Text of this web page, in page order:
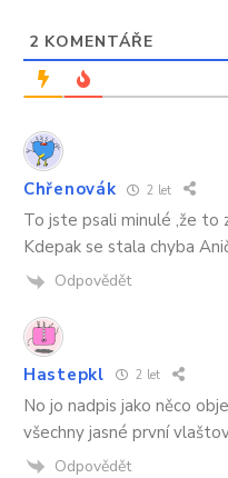
2 KOMENTÁŘE
Chřenovák 2 let
To jste psali minulé ,že to
Kdepak se stala chyba
Odpovědět
Hastepkl 2 let
No jo nadpis jako něco
všechny jasné první
Odpovědět